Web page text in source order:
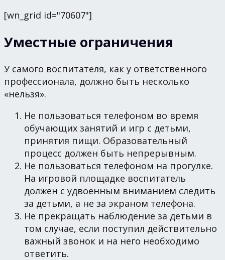
[wn_grid id="70607"]
Уместные ограничения
У самого воспитателя, как у ответственного
профессионала, должно быть несколько
«нельзя».
Не пользоваться телефоном во время
обучающих занятий и игр с детьми,
принятия пищи. Образовательный
процесс должен быть непрерывным.
Не пользоваться телефоном на прогулке.
На игровой площадке воспитатель
должен с удвоенным вниманием следить
за детьми, а не за экраном телефона.
Не прекращать наблюдение за детьми в
том случае, если поступил действительно
важный звонок и на него необходимо
ответить.